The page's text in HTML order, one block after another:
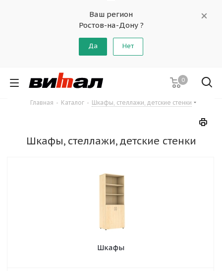
Ваш регион
Ростов-на-Дону ?
Да Нет
0
Главная - Каталог - Шкафы, стеллажи, детские стенки
Шкафы, стеллажи, детские стенки
Шкафы